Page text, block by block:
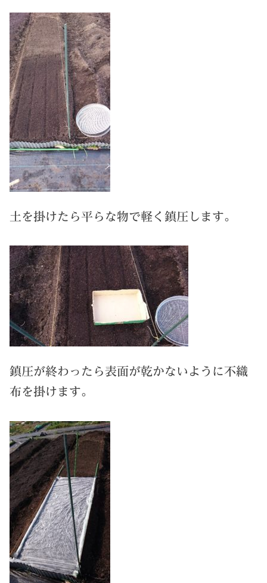
土を掛けたら平らな物で軽く鎮圧します。
鎮圧が終わったら表面が乾かないように不織
布を掛けます。